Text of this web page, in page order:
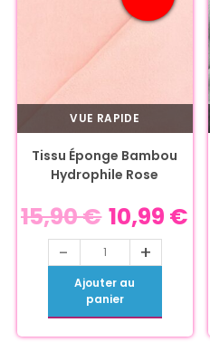
VUE RAPIDE
Tissu Éponge Bambou
Hydrophile Rose
15,90€ 10,99 €
- +
Ajouter au
panier